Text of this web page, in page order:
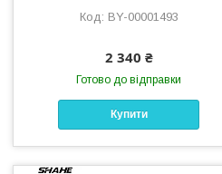
BY-00001493
2 340 ₴
Готово до відправки
Купити